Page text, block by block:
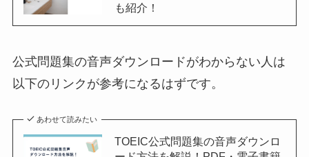
も紹介！
公式問題集の音声ダウンロードがわからない人は
以下のリンクが参考になるはずです。
あわせて読みたい
TOEIC公式問題集の音声ダウンロ